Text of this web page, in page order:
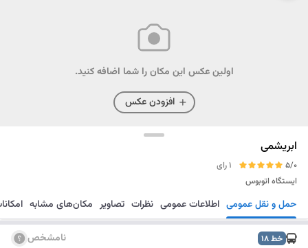
اولین عکس این مکان را شما اضافه کنید.
افزودن عکس
ابریشمی
5/0
1 رای
ایستگاه اتوبوس
مسیریابی ذخیره ارسال حمل و نقل عمومی اطلاعات عمومی نظرات تصاویر مکان‌های مشابه
خط18 نامشخص